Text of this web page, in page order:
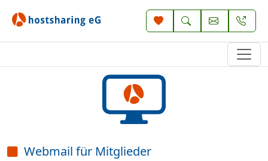
Webmail für Mitglieder